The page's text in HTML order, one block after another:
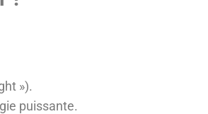
»).
puissante.